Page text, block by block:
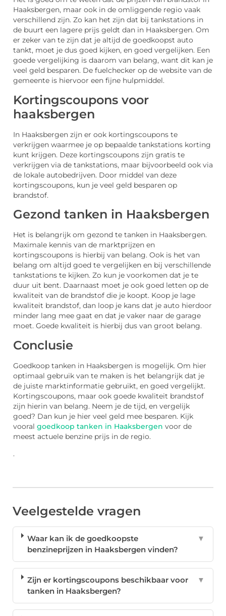
Haaksbergen, maar ook in de omliggende regio vaak
verschillend zijn. Zo kan het zijn dat bij tankstations in
de buurt een lagere prijs geldt dan in Haaksbergen. Om
er zeker van te zijn dat je altijd de goedkoopst auto
tankt, moet je dus goed kijken, en goed vergelijken. Een
goede vergelijking is daarom van belang, want dit kan je
veel geld besparen. De fuelchecker op de website van de
gemeente is hiervoor een fijne hulpmiddel.
Kortingscoupons voor
haaksbergen
In Haaksbergen zijn er ook kortingscoupons te
verkrijgen waarmee je op bepaalde tankstations korting
kunt krijgen. Deze kortingscoupons zijn gratis te
verkrijgen via de tankstations, maar bijvoorbeeld ook via
de lokale autobedrijven. Door middel van deze
kortingscoupons, kun je veel geld besparen op
brandstof.
Gezond tanken in Haaksbergen
Het is belangrijk om gezond te tanken in Haaksbergen.
Maximale kennis van de marktprijzen en
kortingscoupons is hierbij van belang. Ook is het van
belang om altijd goed te vergelijken en bij verschillende
tankstations te kijken. Zo kun je voorkomen dat je te
duur uit bent. Daarnaast moet je ook goed letten op de
kwaliteit van de brandstof die je koopt. Koop je lage
kwaliteit brandstof, dan loop je kans dat je auto hierdoor
minder lang mee gaat en dat je vaker naar de garage
moet. Goede kwaliteit is hierbij dus van groot belang.
Conclusie
Goedkoop tanken in Haaksbergen is mogelijk. Om hier
optimaal gebruik van te maken is het belangrijk dat je
de juiste marktinformatie gebruikt, en goed vergelijkt.
Kortingscoupons, maar ook goede kwaliteit brandstof
zijn hierin van belang. Neem je de tijd, en vergelijk
goed? Dan kun je hier veel geld mee besparen. Kijk
vooral goedkoop tanken in Haaksbergen voor de
meest actuele benzine prijs in de regio.
.
Veelgestelde vragen
Waar kan ik de goedkoopste
benzineprijzen in Haaksbergen vinden?
▼
Zijn er kortingscoupons beschikbaar voor
tanken in Haaksbergen?
▼